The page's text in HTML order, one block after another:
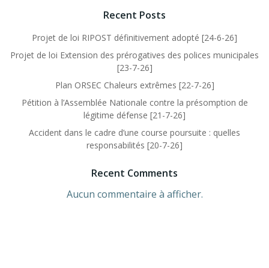
Recent Posts
Projet de loi RIPOST définitivement adopté [24-6-26]
Projet de loi Extension des prérogatives des polices municipales
[23-7-26]
Plan ORSEC Chaleurs extrêmes [22-7-26]
Pétition à l’Assemblée Nationale contre la présomption de
légitime défense [21-7-26]
Accident dans le cadre d’une course poursuite : quelles
responsabilités [20-7-26]
Recent Comments
Aucun commentaire à afficher.